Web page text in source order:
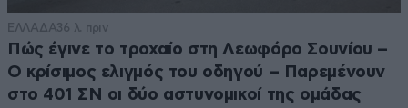
ΕΛΛΑΔΑ36 λ. πριν
Πώς έγινε το τροχαίο στη Λεωφόρο Σουνίου –
Ο κρίσιμος ελιγμός του οδηγού – Παρεμένουν
στο 401 ΣΝ οι δύο αστυνομικοί της ομάδας